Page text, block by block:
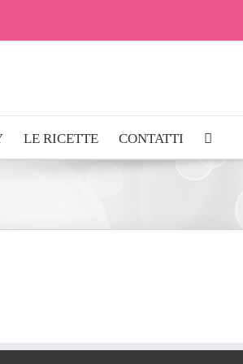
LE RICETTE CONTATTI